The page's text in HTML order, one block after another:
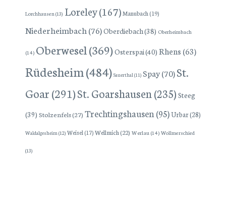
Lorchhausen (13) Loreley(167)Manubach (19)
Niederheimbach (76)Oberdiebach(38) Oberheimbach
(14) Oberwesel(369)Osterspai(40) Rhens (63)
Rüdesheim(484) Sauerthal (11) Spay(70)St.
Goar(291)St. Goarshausen (235) Steeg
(39) Stolzenfels(27) Trechtingshausen (95)Urbar(28)
Waldalgesheim (12) Weisel (17)Wellmich (22) Werlau (14) Wollmerschied
(13)